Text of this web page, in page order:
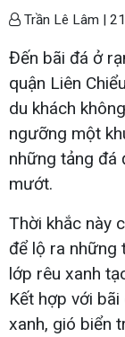
Trần Lê Lâm |
Đến bãi đá ở
quận Liên
du khách
ngưỡng một
những tảng đá
mướt.
Thời khắc này
để lộ ra những
lớp rêu xanh
Kết hợp với
xanh, gió biển